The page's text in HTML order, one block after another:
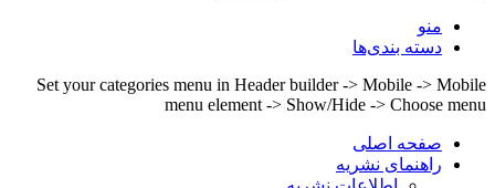
منو
دسته بندی‌ها
Set your categories menu in Header builder -> Mobile -> Mobile
menu element -> Show/Hide -> Choose menu
صفحه اصلی
راهنمای نشریه